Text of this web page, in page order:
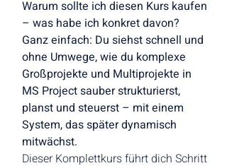
Warum sollte ich diesen Kurs kaufen
– was habe ich konkret davon?
Ganz einfach: Du siehst schnell und
ohne Umwege, wie du komplexe
Großprojekte und Multiprojekte in
MS Project sauber strukturierst,
planst und steuerst – mit einem
System, das später dynamisch
mitwächst.
Dieser Komplettkurs führt dich Schritt